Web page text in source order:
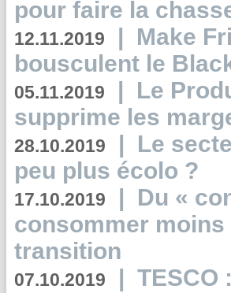
pour faire la
12.11.2019 | Make
bousculent le
05.11.2019 | Le
supprime les
28.10.2019 | Le
peu plus écolo ?
17.10.2019 | Du «
consommer
transition
07.10.2019 | TESCO